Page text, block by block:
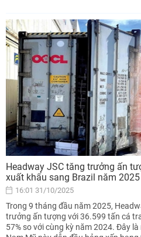
Headway JSC tăng trưởng ấn
xuất khẩu sang Brazil năm 2025
16:01 31/10/2025
Trong 9 tháng đầu năm 2025,
trưởng ấn tượng với 36.599 tấn cá
57% so với cùng kỳ năm 2024. Đây